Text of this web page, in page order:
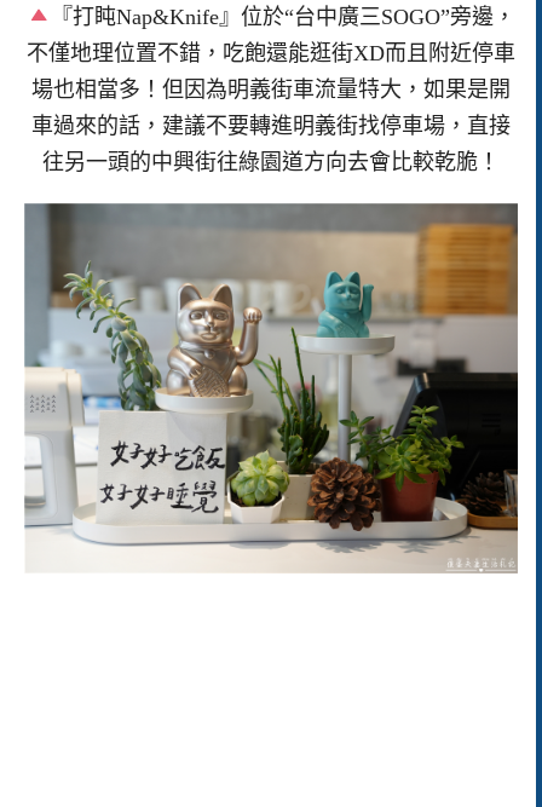
『打盹Nap&Knife』位於“台中廣三SOGO”旁邊，
不僅地理位置不錯，吃飽還能逛街XD而且附近停車
場也相當多！但因為明義街車流量特大，如果是開
車過來的話，建議不要轉進明義街找停車場，直接
往另一頭的中興街往綠園道方向去會比較乾脆！